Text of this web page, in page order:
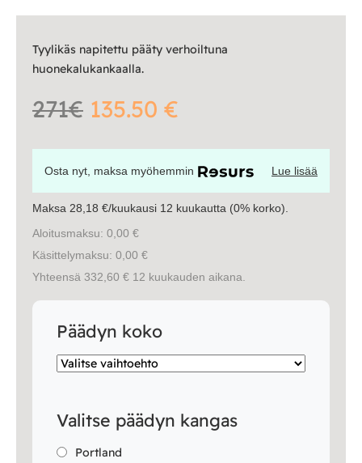
Säilytys
Työpöydät ja työtuolit
Matot
Ulkokalusteet
Valaisimet
Vuodesohvat
Senioreille
Oma tili|Yhteystiedot
Tyylikäs napitettu pääty verhoiltuna
huonekalukankaalla.
271€ 135.50 €
Osta nyt, maksa myöhemmin Lue lisää
Maksa 28,18 €/kuukausi 12 kuukautta (0% korko).
Aloitusmaksu: 0,00 €
Käsittelymaksu: 0,00 €
Yhteensä 332,60 € 12 kuukauden aikana.
Päädyn koko
Valitse päädyn kangas
Portland